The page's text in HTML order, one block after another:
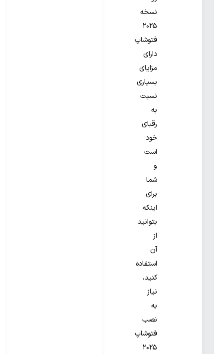
نسخه
۲۰۲۵
فتوشاپ
دارای
مزایای
بسیاری
نسبت
به
رقبای
خود
است
و
شما
برای
اینکه
بتوانید
از
آن
استفاده
کنید،
نیاز
به
نصب
فتوشاپ
۲۰۲۵